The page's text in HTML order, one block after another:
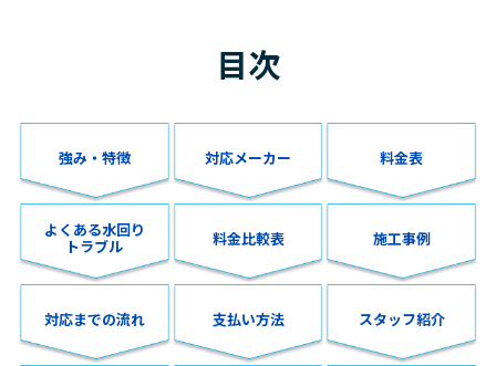
目次
強み・特徴 対応メーカー 料金表
よくある水回り
トラブル 料金比較表 施工事例
対応までの流れ 支払い方法 スタッフ紹介